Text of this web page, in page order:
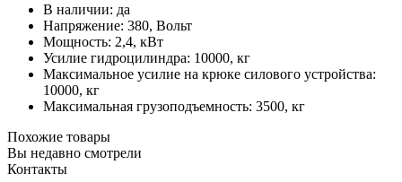
В наличии: да
Напряжение: 380, Вольт
Мощность: 2,4, кВт
Усилие гидроцилиндра: 10000, кг
Максимальное усилие на крюке силового устройства:
10000, кг
Максимальная грузоподъемность: 3500, кг
Похожие товары
Вы недавно смотрели
Контакты